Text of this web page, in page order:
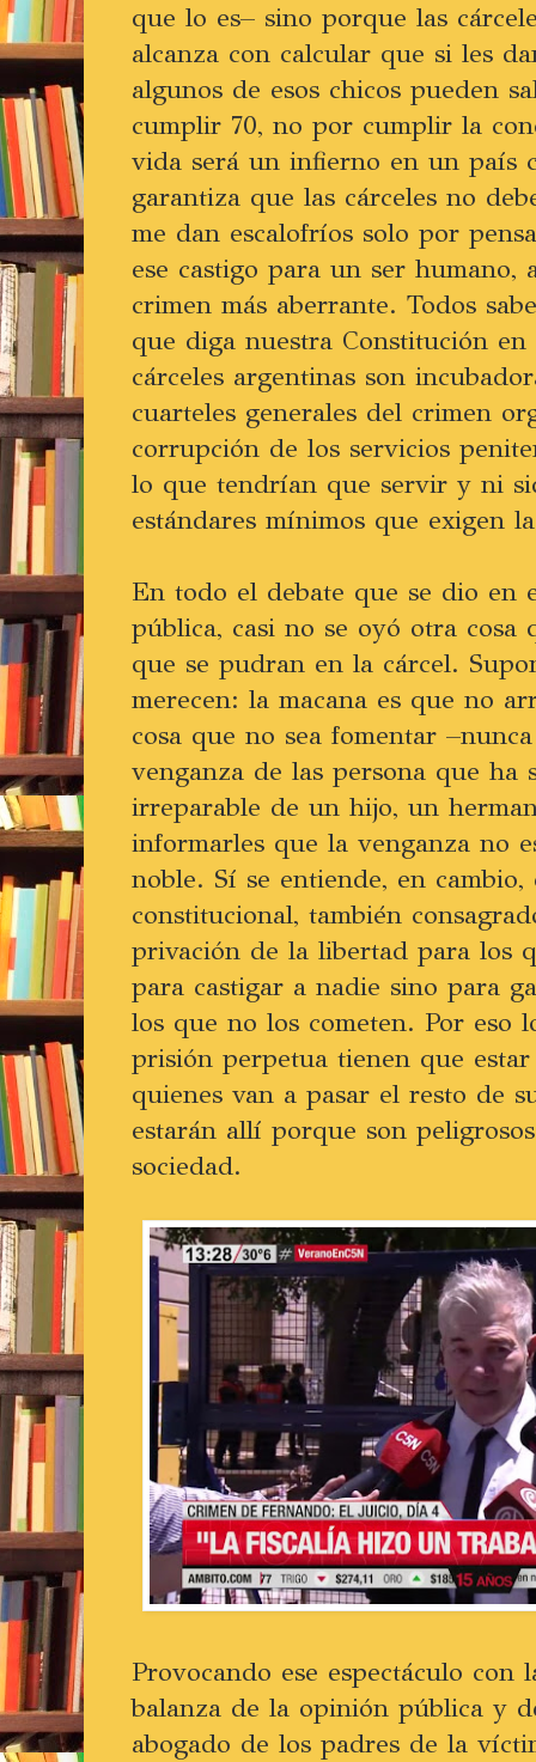
que lo es– sino porque las
alcanza con calcular que si les
algunos de esos chicos pueden
cumplir 70, no por cumplir la
vida será un infierno en un país
garantiza que las cárceles no
me dan escalofríos solo por
ese castigo para un ser humano,
crimen más aberrante. Todos
que diga nuestra Constitución
cárceles argentinas son
cuarteles generales del crimen
corrupción de los servicios
lo que tendrían que servir y ni
estándares mínimos que exigen
En todo el debate que se dio en
pública, casi no se oyó otra cosa
que se pudran en la cárcel.
merecen: la macana es que no
cosa que no sea fomentar
venganza de las persona que ha
irreparable de un hijo, un
informarles que la venganza no
noble. Sí se entiende, en
constitucional, también
privación de la libertad para los
para castigar a nadie sino para
los que no los cometen. Por eso
prisión perpetua tienen que
quienes van a pasar el resto de
estarán allí porque son
sociedad.
Provocando ese espectáculo
balanza de la opinión pública y
abogado de los padres de la